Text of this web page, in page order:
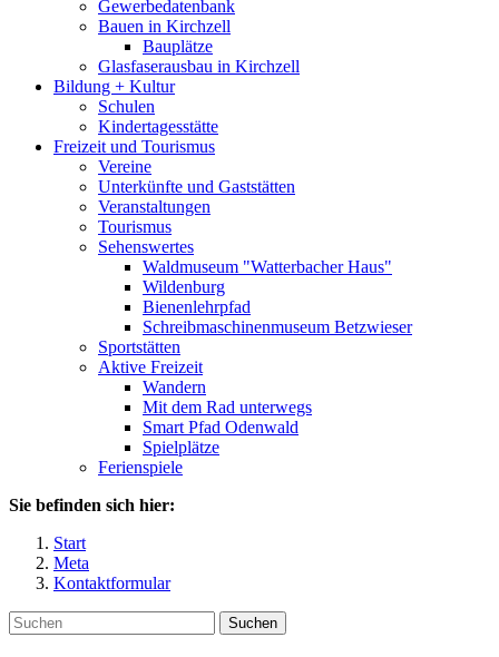
Gewerbedatenbank
Bauen in Kirchzell
Bauplätze
Glasfaserausbau in Kirchzell
Bildung + Kultur
Schulen
Kindertagesstätte
Freizeit und Tourismus
Vereine
Unterkünfte und Gaststätten
Veranstaltungen
Tourismus
Sehenswertes
Waldmuseum "Watterbacher Haus"
Wildenburg
Bienenlehrpfad
Schreibmaschinenmuseum Betzwieser
Sportstätten
Aktive Freizeit
Wandern
Mit dem Rad unterwegs
Smart Pfad Odenwald
Spielplätze
Ferienspiele
Sie befinden sich hier:
Start
Meta
Kontaktformular
Suchen